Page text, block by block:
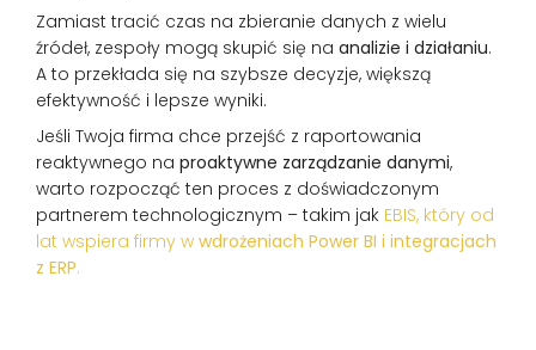
Zamiast tracić czas na zbieranie danych z wielu
źródeł, zespoły mogą skupić się na analizie i działaniu.
A to przekłada się na szybsze decyzje, większą
efektywność i lepsze wyniki.
Jeśli Twoja firma chce przejść z raportowania
reaktywnego na proaktywne zarządzanie danymi,
warto rozpocząć ten proces z doświadczonym
partnerem technologicznym – takim jak EBIS, który od
lat wspiera firmy w wdrożeniach Power BI i integracjach
z ERP.